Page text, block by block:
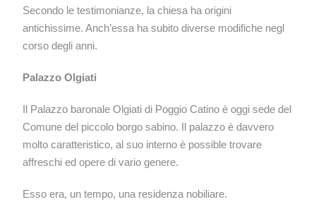
Secondo le testimonianze, la chiesa ha origini
antichissime. Anch’essa ha subito diverse modifiche negl
corso degli anni.
Palazzo Olgiati
Il Palazzo baronale Olgiati di Poggio Catino è oggi sede del
Comune del piccolo borgo sabino. Il palazzo è davvero
molto caratteristico, al suo interno è possible trovare
affreschi ed opere di vario genere.
Esso era, un tempo, una residenza nobiliare.